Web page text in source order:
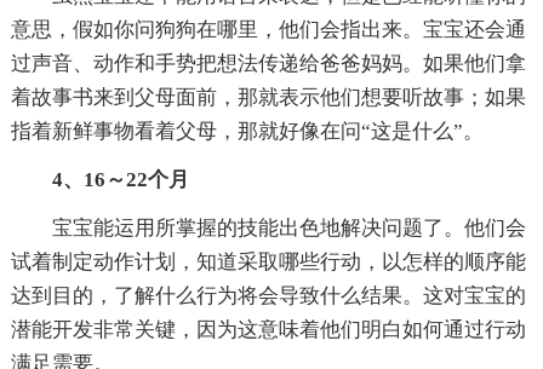
意思，假如你问狗狗在哪里，他们会指出来。宝宝还会通
过声音、动作和手势把想法传递给爸爸妈妈。如果他们拿
着故事书来到父母面前，那就表示他们想要听故事；如果
指着新鲜事物看着父母，那就好像在问“这是什么”。
4、16～22个月
宝宝能运用所掌握的技能出色地解决问题了。他们会
试着制定动作计划，知道采取哪些行动，以怎样的顺序能
达到目的，了解什么行为将会导致什么结果。这对宝宝的
潜能开发非常关键，因为这意味着他们明白如何通过行动
满足需要。